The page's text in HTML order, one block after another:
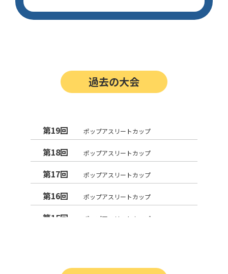
過去の大会
第19回 ポップアスリートカップ
第18回 ポップアスリートカップ
第17回 ポップアスリートカップ
第16回 ポップアスリートカップ
第15回 ポップアスリートカップ